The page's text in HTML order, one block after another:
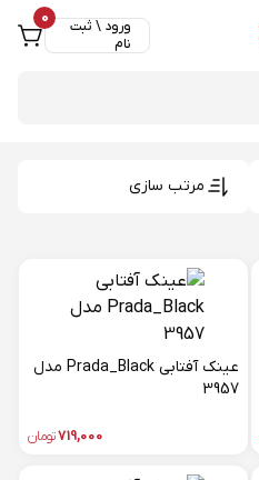
ورود \ ثبت
نام
0
مرتب سازی
عینک آفتابی Prada_Black مدل
3957
719,000تومان